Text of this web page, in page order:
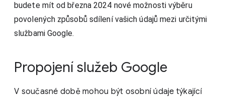
budete mít od března 2024 nové možnosti výběru
povolených způsobů sdílení vašich údajů mezi určitými
službami Google.
Propojení služeb Google
V současné době mohou být osobní údaje týkající